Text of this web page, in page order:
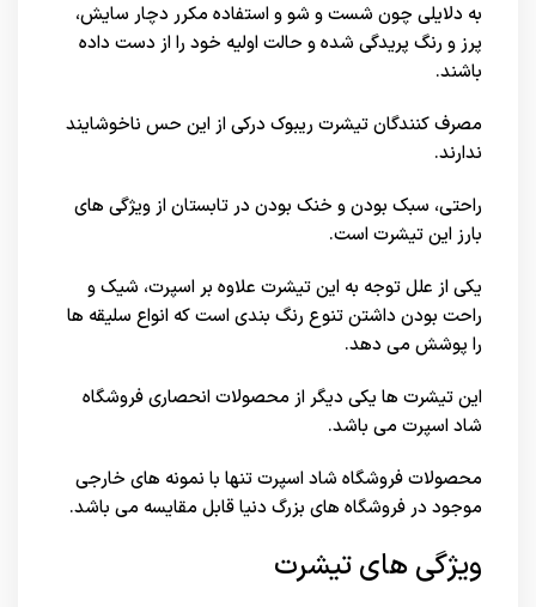
به دلایلی چون شست و شو و استفاده مکرر دچار سایش،
پرز و رنگ پریدگی شده و حالت اولیه خود را از دست داده
باشند.
مصرف کنندگان تیشرت ریبوک درکی از این حس ناخوشایند
ندارند.
راحتی، سبک بودن و خنک بودن در تابستان از ویژگی های
بارز این تیشرت است.
یکی از علل توجه به این تیشرت علاوه بر اسپرت، شیک و
راحت بودن داشتن تنوع رنگ بندی است که انواع سلیقه ها
را پوشش می دهد.
این تیشرت ها یکی دیگر از محصولات انحصاریفروشگاه
شاد اسپرت می باشد.
محصولات فروشگاه شاد اسپرت تنها با نمونه های خارجی
موجود درفروشگاه های بزرگ دنیاقابل مقایسه می باشد.
ویژگی های تیشرت